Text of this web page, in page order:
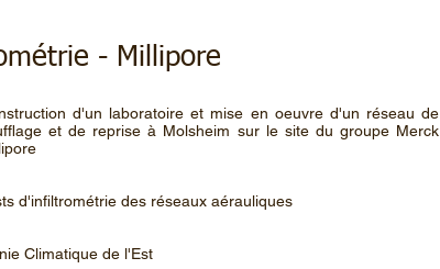
- Millipore
d'un laboratoire et mise en oeuvre d'un réseau de
et de reprise à Molsheim sur le site du groupe Merck
d'infiltrométrie des réseaux aérauliques
Climatique de l'Est